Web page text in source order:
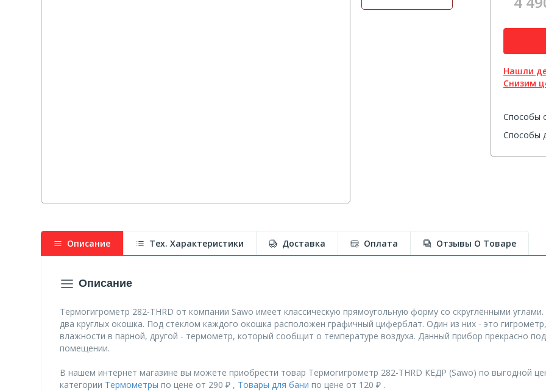
Нашли
Снизим
Способы
Способы
Описание
Описание
Термогигрометр 282-THRD от компании Sawo имеет классическую прямоугольную форму со скруглёнными
два круглых окошка. Под стеклом каждого окошка расположен графичный циферблат. Один из них - это
влажности в парной, другой - термометр, который сообщит о температуре воздуха. Данный прибор прекрасно
помещении.
В нашем интернет магазине вы можете приобрести товар Термогигрометр 282-THRD КЕДР (Sawo) по выгодной
категории Термометры по цене от 290 ₽ , Товары для бани по цене от 120 ₽ .
Тех. Характеристики Доставка Оплата Отзывы О Товаре